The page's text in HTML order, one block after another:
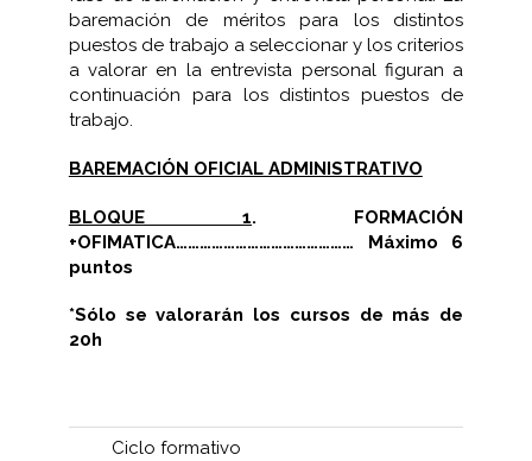
baremación de méritos para los distintos
puestos de trabajo a seleccionar y los criterios
a valorar en la entrevista personal figuran a
continuación para los distintos puestos de
trabajo.
BAREMACIÓN OFICIAL ADMINISTRATIVO
BLOQUE 1. FORMACIÓN
+OFIMATICA……………………………………… Máximo 6
puntos
*Sólo se valorarán los cursos de más de
20h
Ciclo formativo